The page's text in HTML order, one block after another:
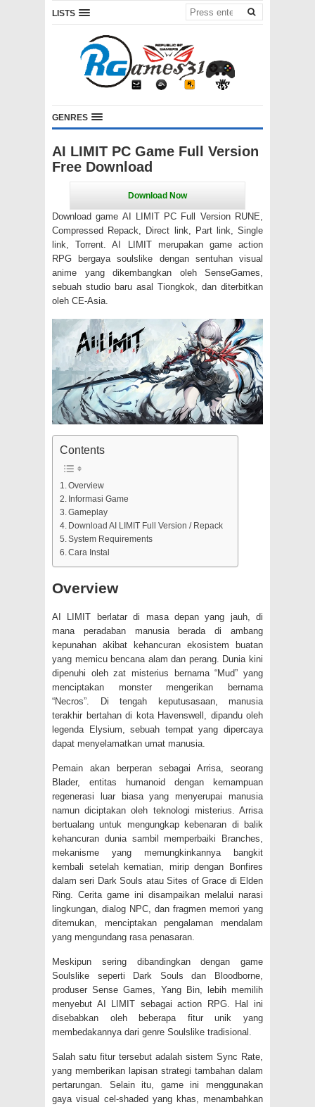
LISTS
GENRES
AI LIMIT PC Game Full Version
Free Download
Download game AI LIMIT PC Full Version RUNE,
Compressed Repack, Direct link, Part link, Single
link, Torrent. AI LIMIT merupakan game action
RPG bergaya soulslike dengan sentuhan visual
anime yang dikembangkan oleh SenseGames,
sebuah studio baru asal Tiongkok, dan diterbitkan
oleh CE-Asia.
Contents
Overview
Informasi Game
Gameplay
Download AI LIMIT Full Version / Repack
System Requirements
Cara Instal
Overview
AI LIMIT berlatar di masa depan yang jauh, di
mana peradaban manusia berada di ambang
kepunahan akibat kehancuran ekosistem buatan
yang memicu bencana alam dan perang. Dunia kini
dipenuhi oleh zat misterius bernama “Mud” yang
menciptakan monster mengerikan bernama
“Necros”. Di tengah keputusasaan, manusia
terakhir bertahan di kota Havenswell, dipandu oleh
legenda Elysium, sebuah tempat yang dipercaya
dapat menyelamatkan umat manusia.
Pemain akan berperan sebagai Arrisa, seorang
Blader, entitas humanoid dengan kemampuan
regenerasi luar biasa yang menyerupai manusia
namun diciptakan oleh teknologi misterius. Arrisa
bertualang untuk mengungkap kebenaran di balik
kehancuran dunia sambil memperbaiki Branches,
mekanisme yang memungkinkannya bangkit
kembali setelah kematian, mirip dengan Bonfires
dalam seri Dark Souls atau Sites of Grace di Elden
Ring. Cerita game ini disampaikan melalui narasi
lingkungan, dialog NPC, dan fragmen memori yang
ditemukan, menciptakan pengalaman mendalam
yang mengundang rasa penasaran.
Meskipun sering dibandingkan dengan game
Soulslike seperti Dark Souls dan Bloodborne,
produser Sense Games, Yang Bin, lebih memilih
menyebut AI LIMIT sebagai action RPG. Hal ini
disebabkan oleh beberapa fitur unik yang
membedakannya dari genre Soulslike tradisional.
Salah satu fitur tersebut adalah sistem Sync Rate,
yang memberikan lapisan strategi tambahan dalam
pertarungan. Selain itu, game ini menggunakan
gaya visual cel-shaded yang khas, menambahkan